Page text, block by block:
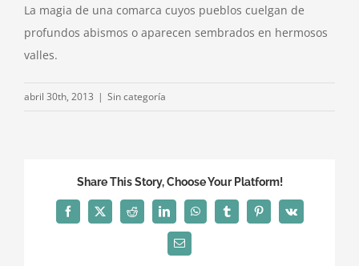
La magia de una comarca cuyos pueblos cuelgan de
profundos abismos o aparecen sembrados en hermosos
valles.
abril 30th, 2013 | Sin categoría
Share This Story, Choose Your Platform!
Facebook
X Reddit LinkedInWhatsAppTumblrPinterest
Vk
Correo
electrónico